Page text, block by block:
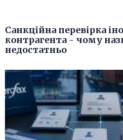
Санкційна перевірка
контрагента - чому
недостатньо